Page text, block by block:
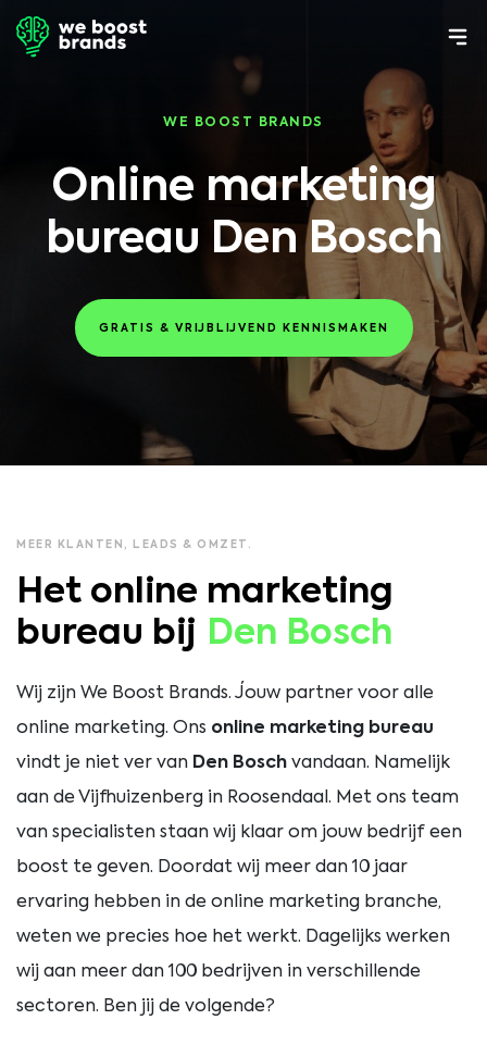
WE BOOST BRANDS
Online marketing
bureau Den Bosch
GRATIS & VRIJBLIJVEND KENNISMAKEN
MEER KLANTEN, LEADS & OMZET.
Het online marketing
bureau bij Den Bosch
Wij zijn We Boost Brands. Jouw partner voor alle
online marketing. Ons online marketing bureau
vindt je niet ver van Den Bosch vandaan. Namelijk
aan de Vijfhuizenberg in Roosendaal. Met ons team
van specialisten staan wij klaar om jouw bedrijf een
boost te geven. Doordat wij meer dan 10 jaar
ervaring hebben in de online marketing branche,
weten we precies hoe het werkt. Dagelijks werken
wij aan meer dan 100 bedrijven in verschillende
sectoren. Ben jij de volgende?